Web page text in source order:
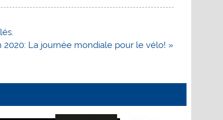
2020: La journée mondiale pour le vélo! »